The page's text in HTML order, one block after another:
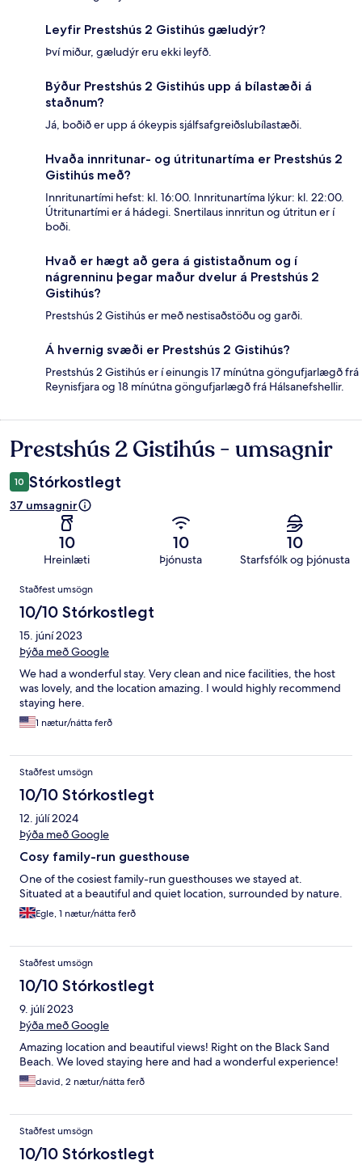
Leyfir Prestshús 2 Gistihús gæludýr?
Því miður, gæludýr eru ekki leyfð.
Býður Prestshús 2 Gistihús upp á bílastæði á
staðnum?
Já, boðið er upp á ókeypis sjálfsafgreiðslubílastæði.
Hvaða innritunar- og útritunartíma er Prestshús 2
Gistihús með?
Innritunartími hefst: kl. 16:00. Innritunartíma lýkur: kl. 22:00.
Útritunartími er á hádegi. Snertilaus innritun og útritun er í
boði.
Hvað er hægt að gera á gististaðnum og í
nágrenninu þegar maður dvelur á Prestshús 2
Gistihús?
Prestshús 2 Gistihús er með nestisaðstöðu og garði.
Á hvernig svæði er Prestshús 2 Gistihús?
Prestshús 2 Gistihús er í einungis 17 mínútna göngufjarlægð frá
Reynisfjara og 18 mínútna göngufjarlægð frá Hálsanefshellir.
Umsagnir
Prestshús 2 Gistihús - umsagnir
10 Stórkostlegt
37 umsagnir
10
Hreinlæti
10
Þjónusta
10
Starfsfólk og þjónusta
Umsagnir
Staðfest umsögn
10/10 Stórkostlegt
15. júní 2023
Þýða með Google
We had a wonderful stay. Very clean and nice facilities, the host
was lovely, and the location amazing. I would highly recommend
staying here.
1 nætur/nátta ferð
Staðfest umsögn
10/10 Stórkostlegt
12. júlí 2024
Þýða með Google
Cosy family-run guesthouse
One of the cosiest family-run guesthouses we stayed at.
Situated at a beautiful and quiet location, surrounded by nature.
Egle, 1 nætur/nátta ferð
Staðfest umsögn
10/10 Stórkostlegt
9. júlí 2023
Þýða með Google
Amazing location and beautiful views! Right on the Black Sand
Beach. We loved staying here and had a wonderful experience!
david, 2 nætur/nátta ferð
Staðfest umsögn
10/10 Stórkostlegt